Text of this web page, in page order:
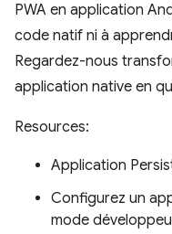
PWA en application
code natif ni à
Regardez-nous
application native en
Resources:
Application
Configurez un
mode